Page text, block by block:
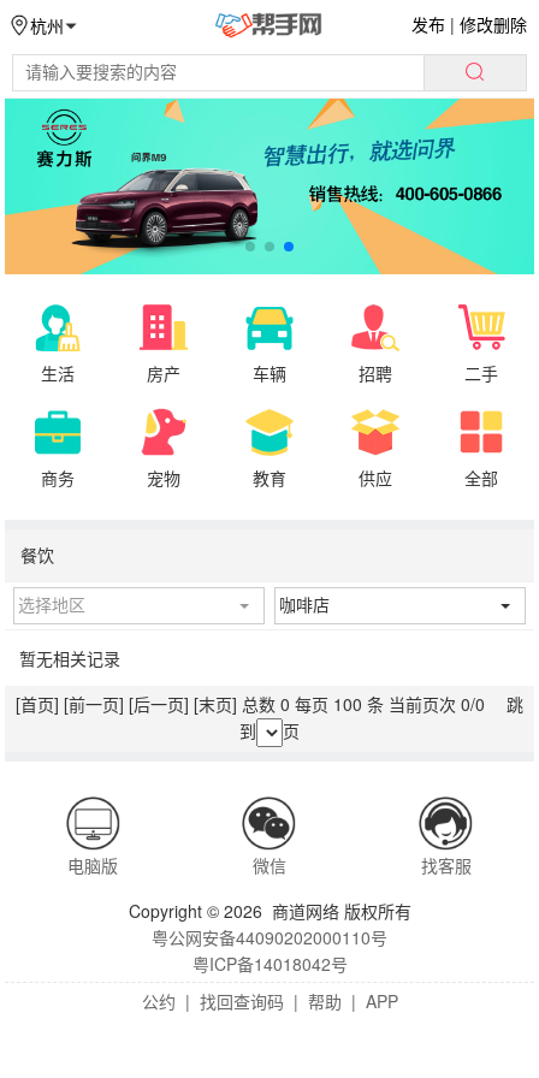
杭州 发布 |修改删除
生活 房产 车辆 招聘 二手
商务 宠物 教育 供应 全部
餐饮
选择地区 咖啡店
暂无相关记录
[首页] [前一页] [后一页] [末页] 总数 0 每页 100 条 当前页次 0/0 跳
到
页
电脑版 微信
找客服
Copyright © 2026 商道网络 版权所有
粤公网安备44090202000110号
粤ICP备14018042号
公约 | 找回查询码 | 帮助 | APP